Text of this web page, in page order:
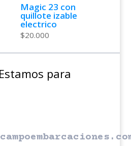
Magic 23 con
quillote izable
electrico
$20.000
para